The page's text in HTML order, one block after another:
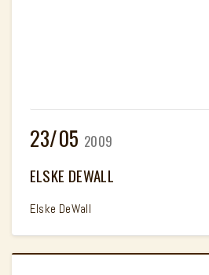
23/05 2009
ELSKE DEWALL
Elske DeWall